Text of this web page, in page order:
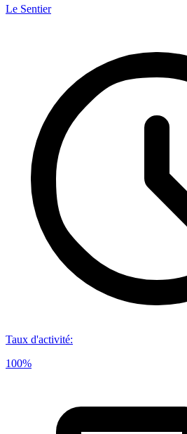
Le Sentier
Taux d'activité:
100%